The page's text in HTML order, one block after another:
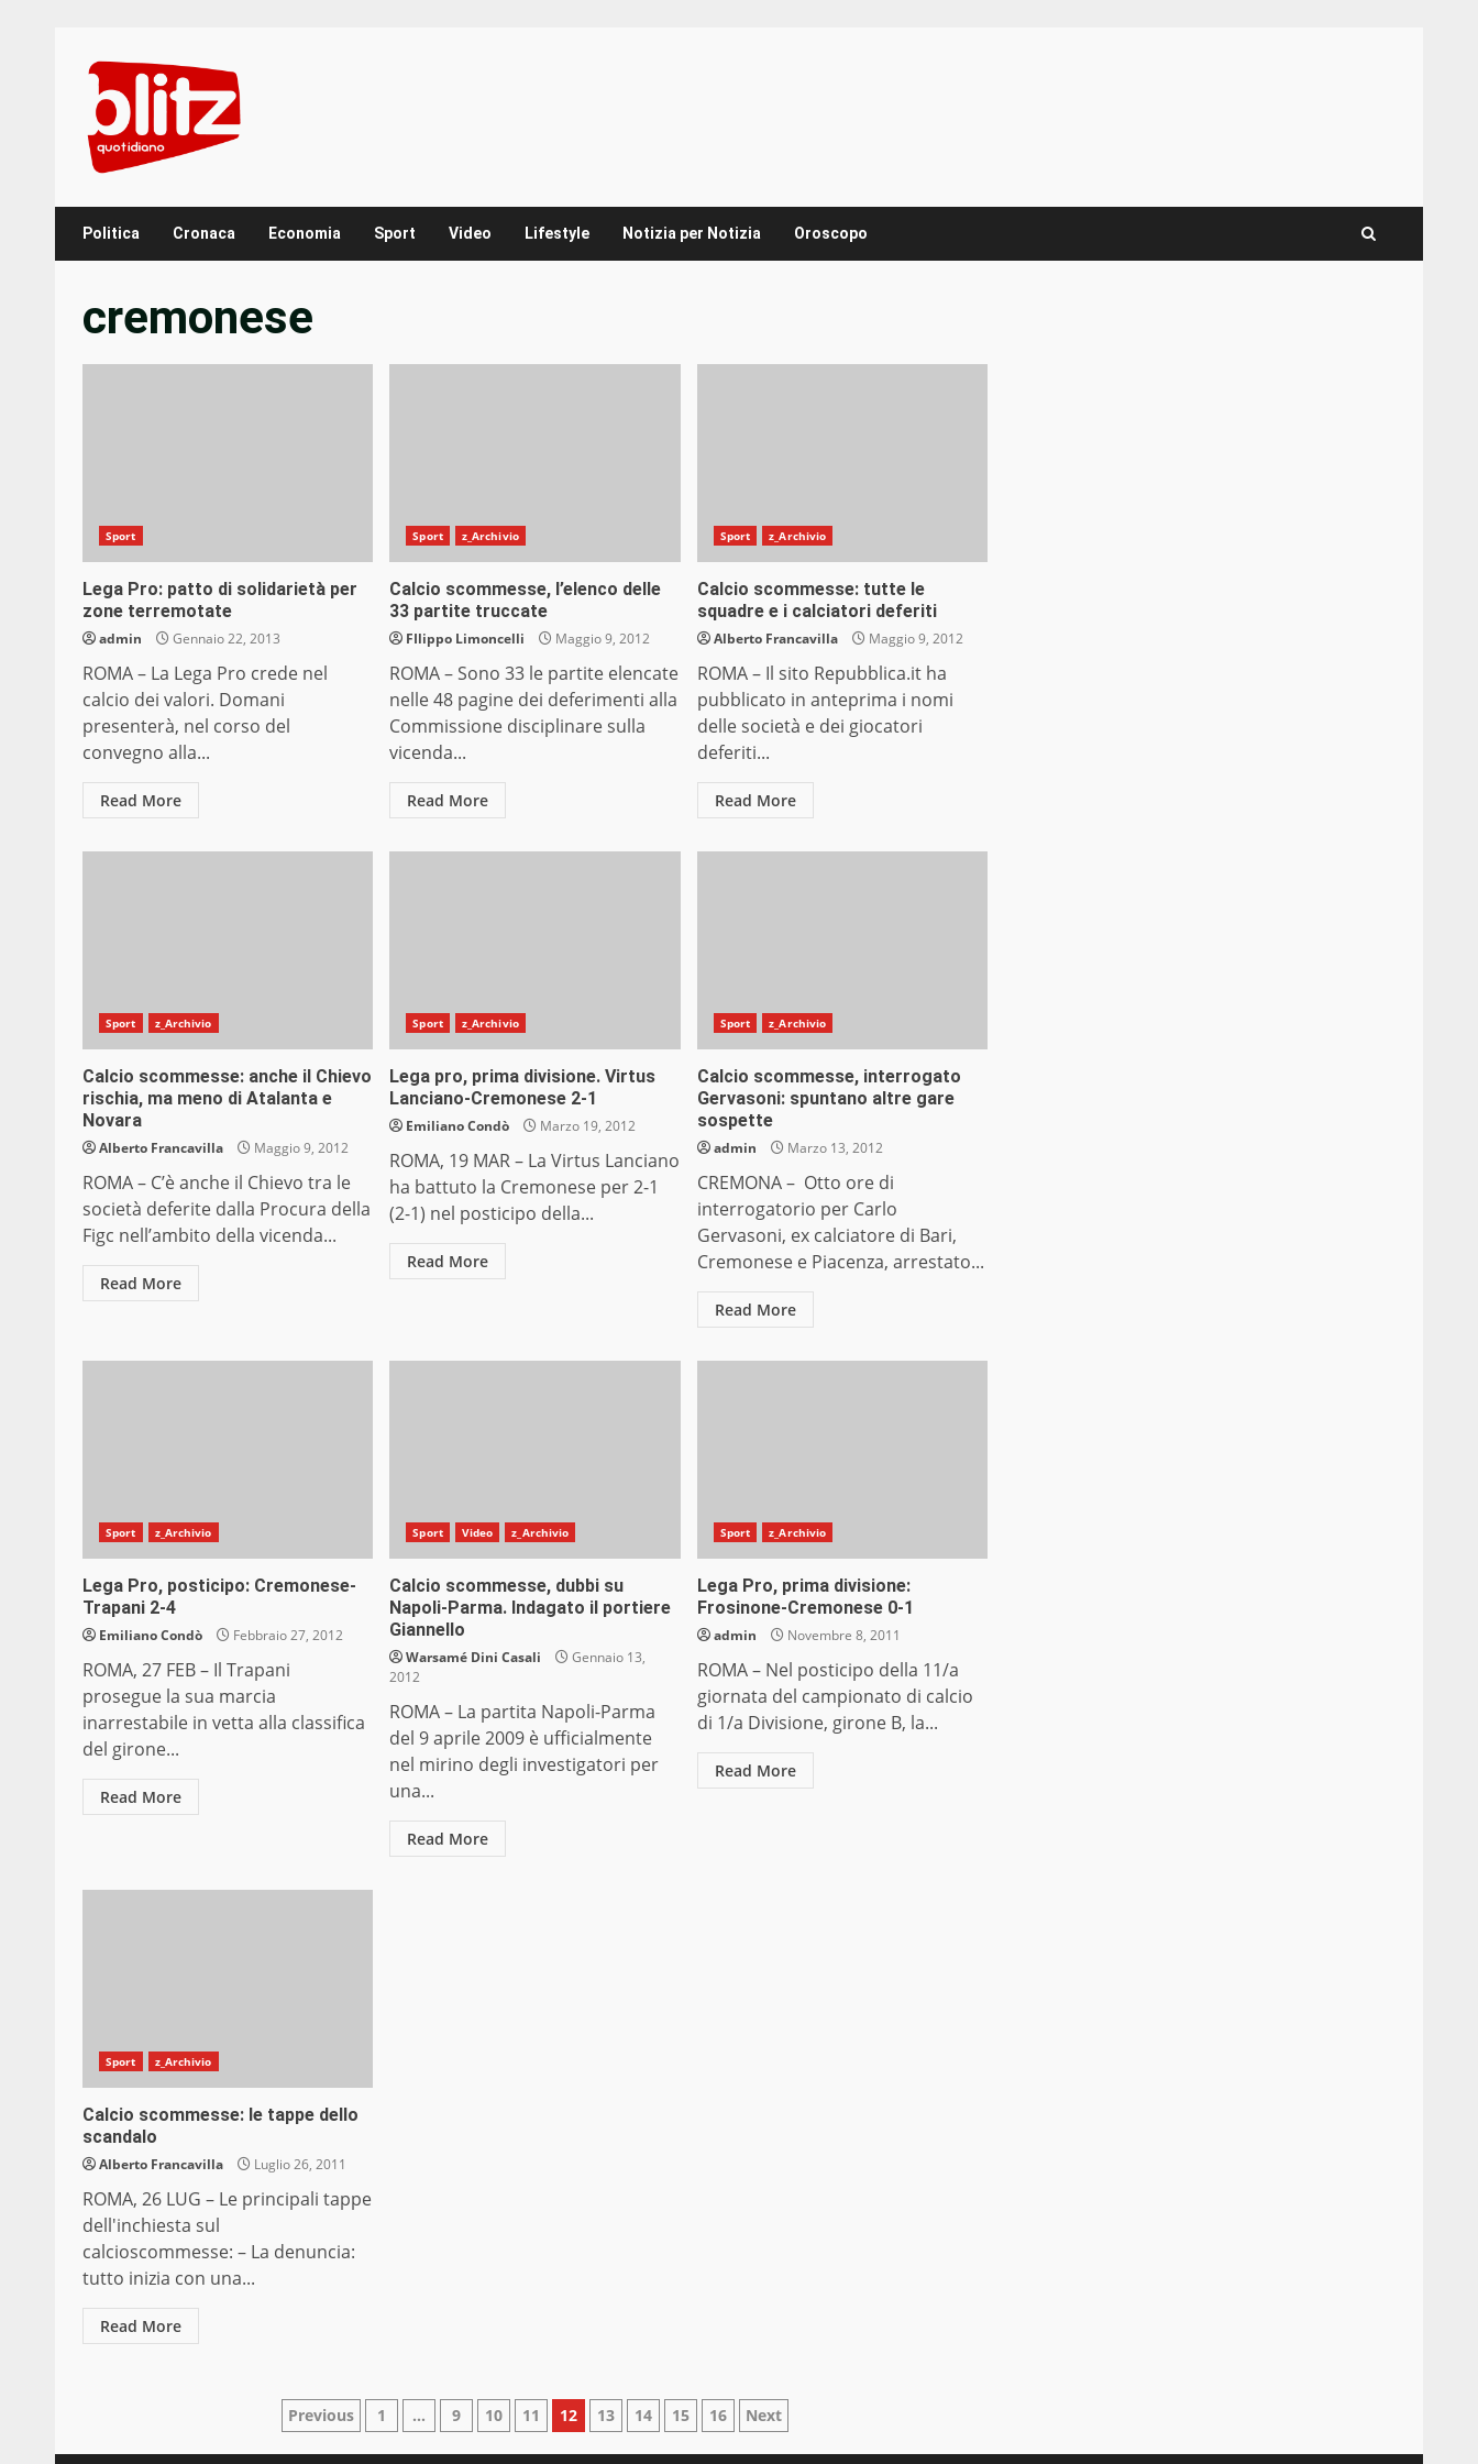
content
Politica Cronaca Economia Sport Video Lifestyle Notizia per Notizia Oroscopo
cremonese
Sport
Lega Pro: patto di solidarietà per
zone terremotate
admin Gennaio 22, 2013
ROMA – La Lega Pro crede nel
calcio dei valori. Domani
presenterà, nel corso del
convegno alla...
Read More
Sport z_Archivio
Calcio scommesse, l’elenco delle
33 partite truccate
FIlippo Limoncelli Maggio 9, 2012
ROMA – Sono 33 le partite elencate
nelle 48 pagine dei deferimenti alla
Commissione disciplinare sulla
vicenda...
Read More
Sport z_Archivio
Calcio scommesse: tutte le
squadre e i calciatori deferiti
Alberto Francavilla Maggio 9, 2012
ROMA – Il sito Repubblica.it ha
pubblicato in anteprima i nomi
delle società e dei giocatori
deferiti...
Read More
Sport z_Archivio
Calcio scommesse: anche il Chievo
rischia, ma meno di Atalanta e
Novara
Alberto Francavilla Maggio 9, 2012
ROMA – C’è anche il Chievo tra le
società deferite dalla Procura della
Figc nell’ambito della vicenda...
Read More
Sport z_Archivio
Lega pro, prima divisione. Virtus
Lanciano-Cremonese 2-1
Emiliano Condò Marzo 19, 2012
ROMA, 19 MAR – La Virtus Lanciano
ha battuto la Cremonese per 2-1
(2-1) nel posticipo della...
Read More
Sport z_Archivio
Calcio scommesse, interrogato
Gervasoni: spuntano altre gare
sospette
admin Marzo 13, 2012
CREMONA – Otto ore di
interrogatorio per Carlo
Gervasoni, ex calciatore di Bari,
Cremonese e Piacenza, arrestato...
Read More
Sport z_Archivio
Lega Pro, posticipo: Cremonese-
Trapani 2-4
Emiliano Condò Febbraio 27, 2012
ROMA, 27 FEB – Il Trapani
prosegue la sua marcia
inarrestabile in vetta alla classifica
del girone...
Read More
Sport Video z_Archivio
Calcio scommesse, dubbi su
Napoli-Parma. Indagato il portiere
Giannello
Warsamé Dini Casali
Gennaio 13,
2012
ROMA – La partita Napoli-Parma
del 9 aprile 2009 è ufficialmente
nel mirino degli investigatori per
una...
Read More
Sport z_Archivio
Lega Pro, prima divisione:
Frosinone-Cremonese 0-1
admin Novembre 8, 2011
ROMA – Nel posticipo della 11/a
giornata del campionato di calcio
di 1/a Divisione, girone B, la...
Read More
Sport z_Archivio
Calcio scommesse: le tappe dello
scandalo
Alberto Francavilla Luglio 26, 2011
ROMA, 26 LUG – Le principali tappe
dell'inchiesta sul
calcioscommesse: – La denuncia:
tutto inizia con una...
Read More
Paginazione
Previous 1 … 9 10 11 12 13 14 15 16 Next